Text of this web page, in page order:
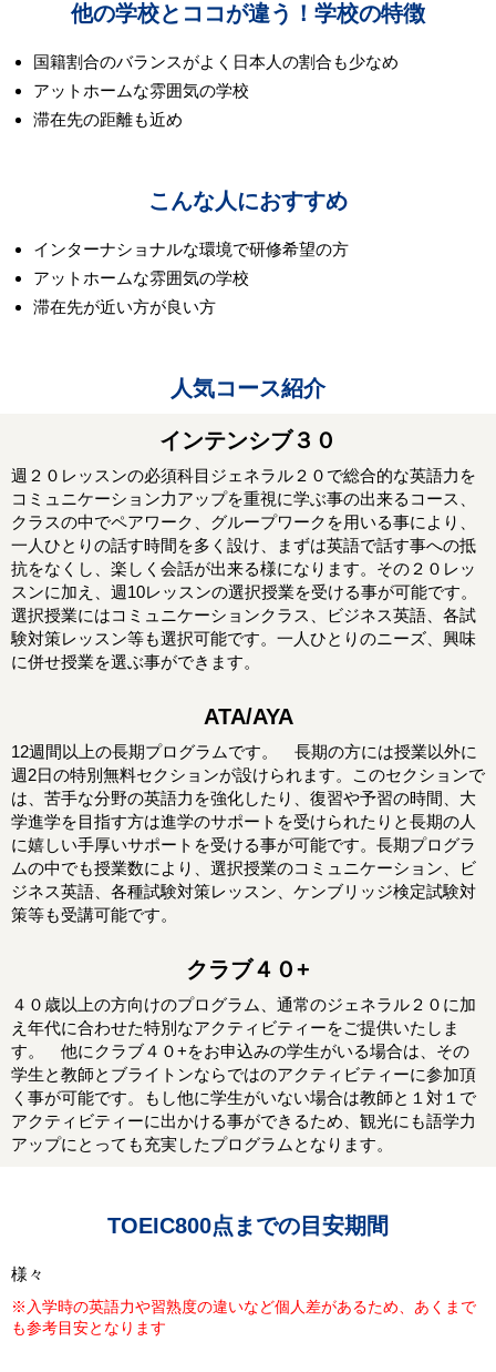
他の学校とココが違う！学校の特徴
国籍割合のバランスがよく日本人の割合も少なめ
アットホームな雰囲気の学校
滞在先の距離も近め
こんな人におすすめ
インターナショナルな環境で研修希望の方
アットホームな雰囲気の学校
滞在先が近い方が良い方
人気コース紹介
インテンシブ３０
週２０レッスンの必須科目ジェネラル２０で総合的な英語力を
コミュニケーション力アップを重視に学ぶ事の出来るコース、
クラスの中でペアワーク、グループワークを用いる事により、
一人ひとりの話す時間を多く設け、まずは英語で話す事への抵
抗をなくし、楽しく会話が出来る様になります。その２０レッ
スンに加え、週10レッスンの選択授業を受ける事が可能です。
選択授業にはコミュニケーションクラス、ビジネス英語、各試
験対策レッスン等も選択可能です。一人ひとりのニーズ、興味
に併せ授業を選ぶ事ができます。
ATA/AYA
12週間以上の長期プログラムです。 長期の方には授業以外に
週2日の特別無料セクションが設けられます。このセクションで
は、苦手な分野の英語力を強化したり、復習や予習の時間、大
学進学を目指す方は進学のサポートを受けられたりと長期の人
に嬉しい手厚いサポートを受ける事が可能です。長期プログラ
ムの中でも授業数により、選択授業のコミュニケーション、ビ
ジネス英語、各種試験対策レッスン、ケンブリッジ検定試験対
策等も受講可能です。
クラブ４０+
４０歳以上の方向けのプログラム、通常のジェネラル２０に加
え年代に合わせた特別なアクティビティーをご提供いたしま
す。 他にクラブ４０+をお申込みの学生がいる場合は、その
学生と教師とブライトンならではのアクティビティーに参加頂
く事が可能です。もし他に学生がいない場合は教師と１対１で
アクティビティーに出かける事ができるため、観光にも語学力
アップにとっても充実したプログラムとなります。
TOEIC800点までの目安期間
様々
※入学時の英語力や習熟度の違いなど個人差があるため、あくまで
も参考目安となります